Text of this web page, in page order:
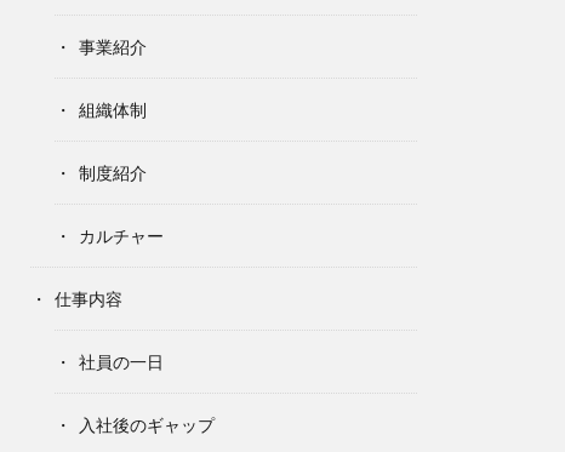
事業紹介
組織体制
制度紹介
カルチャー
仕事内容
社員の一日
入社後のギャップ